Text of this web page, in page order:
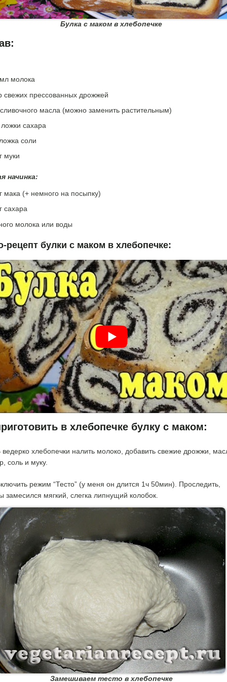
Булка с маком в хлебопечке
молока
свежих прессованных дрожжей
масла (можно заменить растительным)
ложки сахара
соли
муки
начинка:
мака (+ немного на посыпку)
сахара
молока или воды
рецепт булки с маком в хлебопечке:
в хлебопечке булку с маком:
ведерко хлебопечки налить молоко, добавить свежие дрожжи,
соль и муку.
режим “Тесто” (у меня он длится 1ч 50мин). Проследить,
замесился мягкий, слегка липнущий колобок.
Замешиваем тесто в хлебопечке